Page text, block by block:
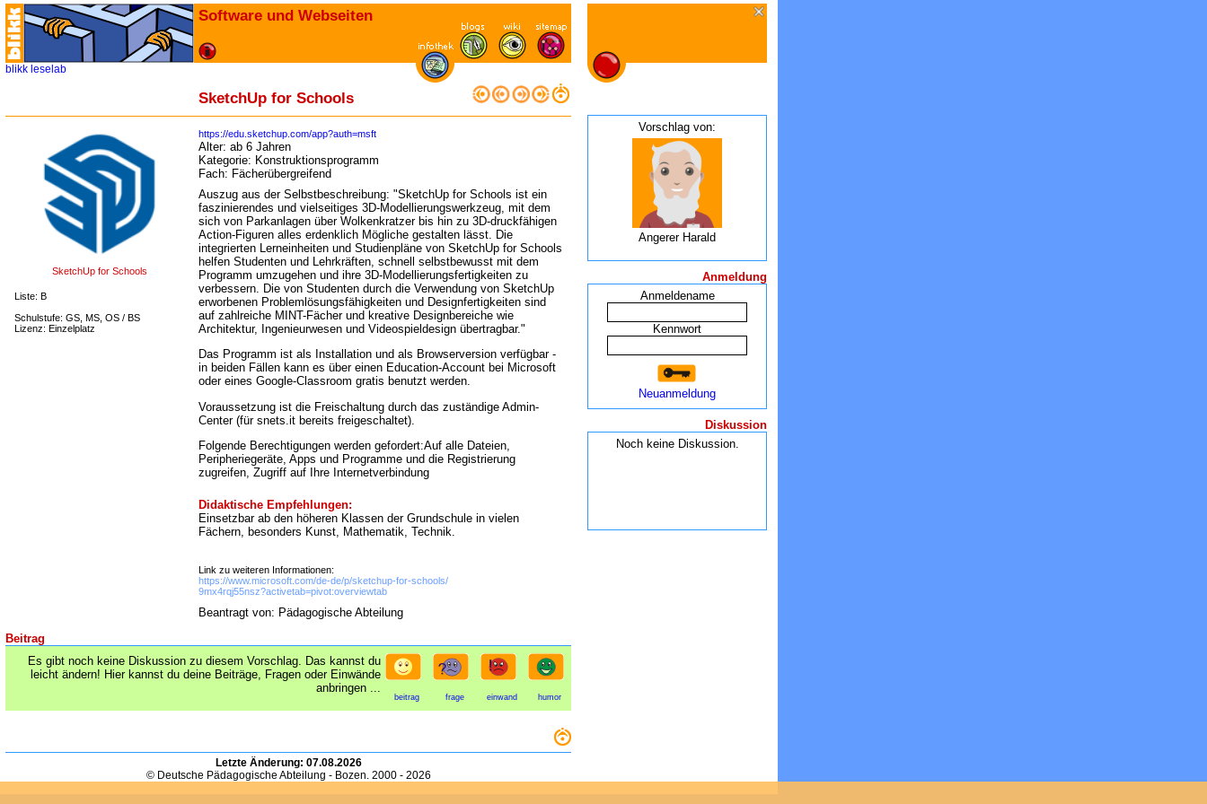
Software und Webseiten
blikk leselab
SketchUp for Schools
SketchUp for Schools
Liste: B
Schulstufe: GS, MS, OS / BS
Lizenz: Einzelplatz
https://edu.sketchup.com/app?auth=msft
Alter: ab 6 Jahren
Kategorie: Konstruktionsprogramm
Fach: Fächerübergreifend
Auszug aus der Selbstbeschreibung: "SketchUp for Schools ist ein
faszinierendes und vielseitiges 3D-Modellierungswerkzeug, mit dem
sich von Parkanlagen über Wolkenkratzer bis hin zu 3D-druckfähigen
Action-Figuren alles erdenklich Mögliche gestalten lässt. Die
integrierten Lerneinheiten und Studienpläne von SketchUp for Schools
helfen Studenten und Lehrkräften, schnell selbstbewusst mit dem
Programm umzugehen und ihre 3D-Modellierungsfertigkeiten zu
verbessern. Die von Studenten durch die Verwendung von SketchUp
erworbenen Problemlösungsfähigkeiten und Designfertigkeiten sind
auf zahlreiche MINT-Fächer und kreative Designbereiche wie
Architektur, Ingenieurwesen und Videospieldesign übertragbar."
Das Programm ist als Installation und als Browserversion verfügbar -
in beiden Fällen kann es über einen Education-Account bei Microsoft
oder eines Google-Classroom gratis benutzt werden.
Voraussetzung ist die Freischaltung durch das zuständige Admin-
Center (für snets.it bereits freigeschaltet).
Folgende Berechtigungen werden gefordert:Auf alle Dateien,
Peripheriegeräte, Apps und Programme und die Registrierung
zugreifen, Zugriff auf Ihre Internetverbindung
Didaktische Empfehlungen:
Einsetzbar ab den höheren Klassen der Grundschule in vielen
Fächern, besonders Kunst, Mathematik, Technik.
Link zu weiteren Informationen:
https://www.microsoft.com/de-de/p/sketchup-for-schools/
9mx4rqj55nsz?activetab=pivot:overviewtab
Beantragt von: Pädagogische Abteilung
Beitrag
Es gibt noch keine Diskussion zu diesem Vorschlag. Das kannst du
leicht ändern! Hier kannst du deine Beiträge, Fragen oder Einwände
anbringen ...
beitrag frage einwand humor
Letzte Änderung: 07.08.2026
© Deutsche Pädagogische Abteilung - Bozen. 2000 - 2026
Vorschlag von:
Angerer Harald
Anmeldung
Anmeldename
Kennwort
Neuanmeldung
Diskussion
Noch keine Diskussion.